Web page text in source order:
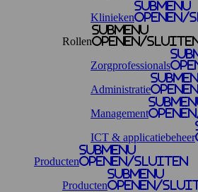
Klinieken
Submenu
openen/
Rollen
Submenu
openen/
Zorgprofessionals
Administratie
Management
ICT & applicatiebeheer
Producten
Submenu
openen/sluiten
Producten
Submenu
openen/